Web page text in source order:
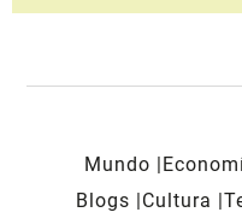
Mundo
Blogs
Cultura